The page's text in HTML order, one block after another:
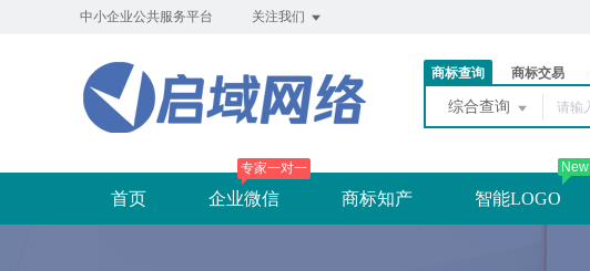
中小企业公共服务平台 关注我们
商标查询 商标交易
综合查询
首页 企业微信
专家一对一
商标知产 智能LOGO
New